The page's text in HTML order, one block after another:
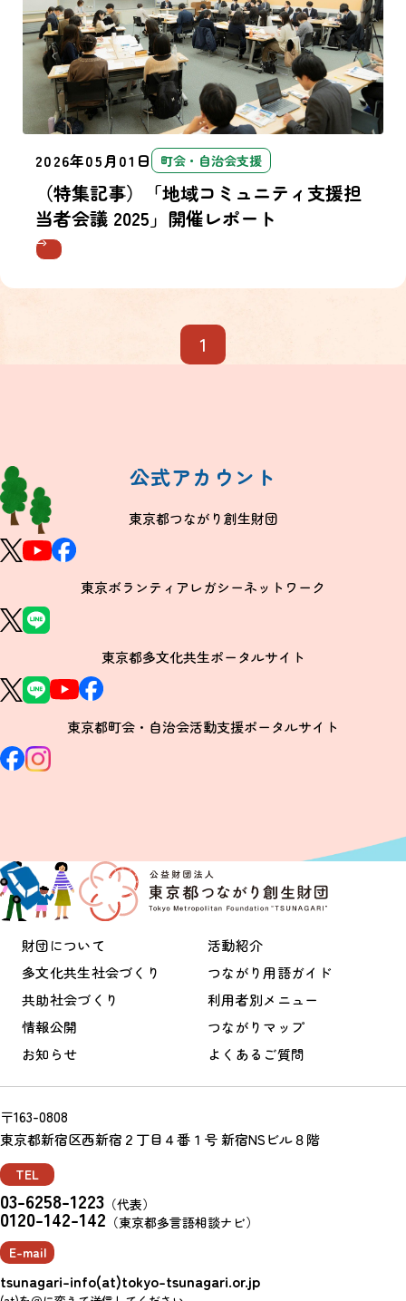
2026年05月01日 町会・自治会支援
（特集記事）「地域コミュニティ支援担
当者会議 2025」開催レポート
1
公式アカウント
東京都つながり創生財団
東京ボランティアレガシーネットワーク
東京都多文化共生ポータルサイト
東京都町会・自治会活動支援ポータルサイト
財団について
多文化共生社会づくり
共助社会づくり
情報公開
お知らせ
活動紹介
つながり用語ガイド
利用者別メニュー
つながりマップ
よくあるご質問
〒163-0808
東京都新宿区西新宿２丁目４番１号 新宿NSビル８階
TEL
03-6258-1223 （代表）
0120-142-142 （東京都多言語相談ナビ）
E-mail
tsunagari-info(at)tokyo-tsunagari.or.jp